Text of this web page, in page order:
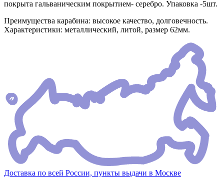
покрыта гальваническим покрытием- серебро. Упаковка -5шт.
Преимущества карабина: высокое качество, долговечность.
Характеристики: металлический, литой, размер 62мм.
Доставка по всей России, пункты выдачи в Москве